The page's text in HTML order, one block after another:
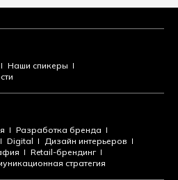
Наши спикеры
Разработка бренда
Digital
Дизайн интерьеров
Retail-брендинг
стратегия